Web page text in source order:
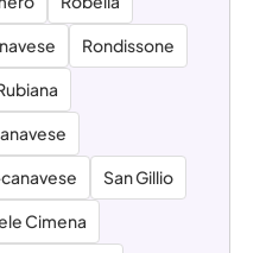
Rondissone
San Gillio
Cimena